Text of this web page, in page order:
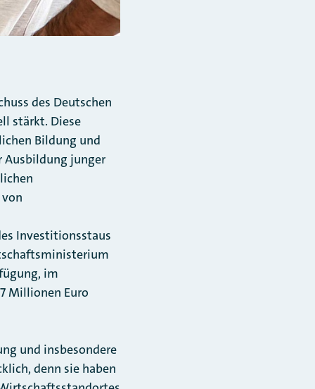
des Deutschen
stärkt. Diese
Bildung und
Ausbildung junger
Investitionsstaus
im
Millionen Euro
und insbesondere
denn sie haben